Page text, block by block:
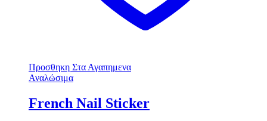
Προσθηκη Στα Αγαπημενα
Αναλώσιμα
French Nail Sticker